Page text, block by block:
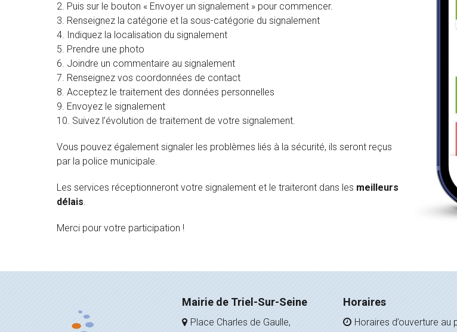
Puis sur le bouton « Envoyer un signalement » pour commencer.
Renseignez la catégorie et la sous-catégorie du signalement
Indiquez la localisation du signalement
Prendre une photo
Joindre un commentaire au signalement
Renseignez vos coordonnées de contact
Acceptez le traitement des données personnelles
Envoyez le signalement
Suivez l’évolution de traitement de votre signalement.
Vous pouvez également signaler les problèmes liés à la sécurité, ils seront reçus
par la police municipale.
Les services réceptionneront votre signalement et le traiteront dans les meilleurs
délais.
Merci pour votre participation !
Mairie de Triel-Sur-Seine
Place Charles de Gaulle,
Horaires
Horaires d’ouverture au